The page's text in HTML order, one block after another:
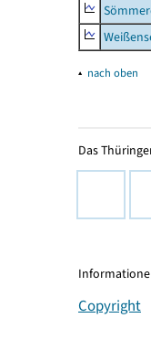
▴ nach oben
Das
Copyright